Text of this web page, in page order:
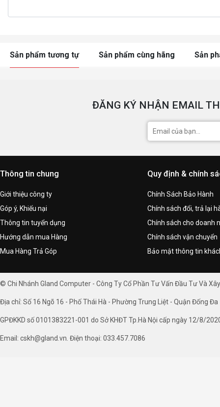
Sản phẩm tương tự Sản phẩm cùng hãng Sản
ĐĂNG KÝ NHẬN EMAIL
Thông tin chung
Giới thiệu công ty
Góp ý, Khiếu nại
Thông tin tuyển dụng
Hướng dẫn mua Hàng
Mua Hàng Trả Góp
Quy định & chính
Chính Sách Bảo Hành
Chính sách đổi, trả lại
Chính sách cho doanh
Chính sách vận chuyển
Bảo mật thông tin
© Chi Nhánh Gland Computer - Công Ty Cổ Phần Tư Vấn Đầu Tư Và
Địa chỉ: Số 16 Ngõ 16 - Phố Thái Hà - Phường Trung Liệt - Quận Đống Đa
GPĐKKD số 0101383221-001 do Sở KHĐT Tp.Hà Nội cấp ngày 12/8/
Email: cskh@gland.vn. Điện thoại: 033.457.7086